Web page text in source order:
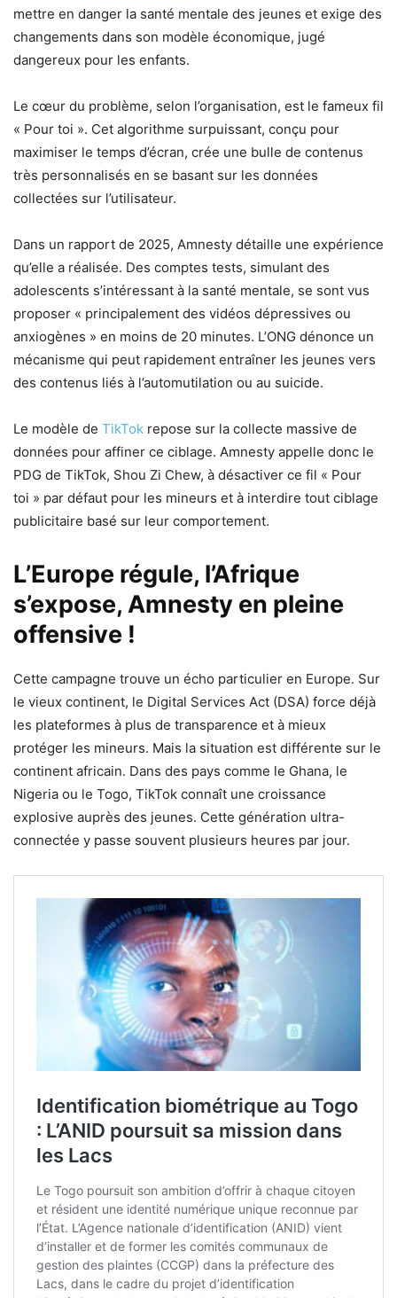
mettre en danger la santé mentale des jeunes et exige des
changements dans son modèle économique, jugé
dangereux pour les enfants.
Le cœur du problème, selon l’organisation, est le fameux fil
« Pour toi ». Cet algorithme surpuissant, conçu pour
maximiser le temps d’écran, crée une bulle de contenus
très personnalisés en se basant sur les données
collectées sur l’utilisateur.
Dans un rapport de 2025, Amnesty détaille une expérience
qu’elle a réalisée. Des comptes tests, simulant des
adolescents s’intéressant à la santé mentale, se sont vus
proposer « principalement des vidéos dépressives ou
anxiogènes » en moins de 20 minutes. L’ONG dénonce un
mécanisme qui peut rapidement entraîner les jeunes vers
des contenus liés à l’automutilation ou au suicide.
Le modèle de TikTok repose sur la collecte massive de
données pour affiner ce ciblage. Amnesty appelle donc le
PDG de TikTok, Shou Zi Chew, à désactiver ce fil « Pour
toi » par défaut pour les mineurs et à interdire tout ciblage
publicitaire basé sur leur comportement.
L’Europe régule, l’Afrique
s’expose, Amnesty en pleine
offensive !
Cette campagne trouve un écho particulier en Europe. Sur
le vieux continent, le Digital Services Act (DSA) force déjà
les plateformes à plus de transparence et à mieux
protéger les mineurs. Mais la situation est différente sur le
continent africain. Dans des pays comme le Ghana, le
Nigeria ou le Togo, TikTok connaît une croissance
explosive auprès des jeunes. Cette génération ultra-
connectée y passe souvent plusieurs heures par jour.